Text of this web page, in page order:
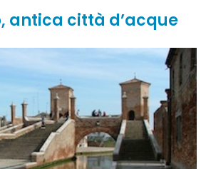
antica città d’acque